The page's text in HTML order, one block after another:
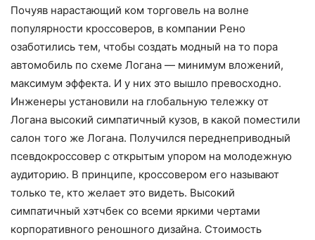
Почуяв нарастающий ком торговель на волне
популярности кроссоверов, в компании Рено
озаботились тем, чтобы создать модный на то пора
автомобиль по схеме Логана — минимум вложений,
максимум эффекта. И у них это вышло превосходно.
Инженеры установили на глобальную тележку от
Логана высокий симпатичный кузов, в какой поместили
салон того же Логана. Получился переднеприводный
псевдокроссовер с открытым упором на молодежную
аудиторию. В принципе, кроссовером его называют
только те, кто желает это видеть. Высокий
симпатичный хэтчбек со всеми яркими чертами
корпоративного реношного дизайна. Стоимость